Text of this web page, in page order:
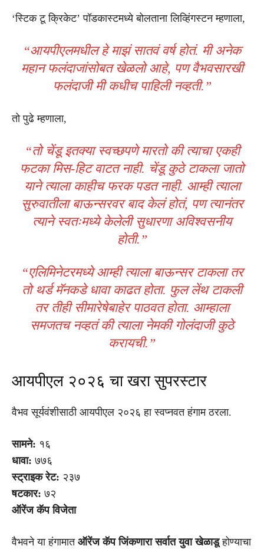
‘स्टिक टू क्रिकेट’ पॉडकास्टमध्ये बोलताना लिव्हिंगस्टन म्हणाला,
“आयपीएलमधील हे माझं सातवं वर्ष होतं. मी अनेक
महान फलंदाजांसोबत खेळलो आहे, पण वैभवसारखी
फलंदाजी मी कधीच पाहिली नव्हती.”
तो पुढे म्हणाला,
“तो चेंडू इतक्या स्वच्छपणे मारतो की त्याचा एकही
फटका मिस-हिट वाटत नाही. चेंडू कुठे टाकला जातो
याने त्याला काहीच फरक पडत नाही. आम्ही त्याला
सुरुवातीला बाऊन्सरवर बाद केलं होतं, पण त्यानंतर
त्याने स्वतःमध्ये केलेली सुधारणा अविश्वसनीय
होती.”
“एलिमिनेटरमध्ये आम्ही त्याला बाऊन्सर टाकला तर
तो थर्ड मॅनकडे धावा काढत होता. फुल लेंथ टाकली
तर तीही सीमारेषेबाहेर पाठवत होता. आम्हाला
समजतच नव्हतं की त्याला नेमकी गोलंदाजी कुठे
करायची.”
आयपीएल २०२६ चा खरा सुपरस्टार
वैभव सूर्यवंशीसाठी आयपीएल २०२६ हा स्वप्नवत हंगाम ठरला.
सामने: १६
धावा: ७७६
स्ट्राइक रेट: २३७
षटकार: ७२
ऑरेंज कॅप विजेता
वैभवने या हंगामात ऑरेंज कॅप जिंकणारा सर्वात युवा खेळाडूहोण्याचा